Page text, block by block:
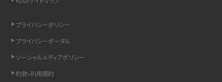
インスタのDMの送り方は？便利機能の使い方や注意点をわかりやすく解説
LINEで送信取り消しをする方法は？相手に知られるのか、削除との違いも紹介
プライバシーポリシー
プライバシーポータル
ソーシャルメディアポリシー
約款•利用規約